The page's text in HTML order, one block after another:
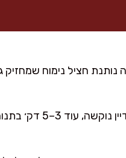
נותנת חציל נימוח שמחזיק
בתנור יעשו פלאים.